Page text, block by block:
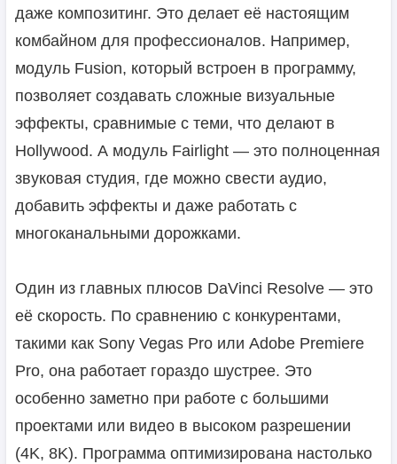
даже композитинг. Это делает её настоящим
комбайном для профессионалов. Например,
модуль Fusion, который встроен в программу,
позволяет создавать сложные визуальные
эффекты, сравнимые с теми, что делают в
Hollywood. А модуль Fairlight — это полноценная
звуковая студия, где можно свести аудио,
добавить эффекты и даже работать с
многоканальными дорожками.
Один из главных плюсов DaVinci Resolve — это
её скорость. По сравнению с конкурентами,
такими как Sony Vegas Pro или Adobe Premiere
Pro, она работает гораздо шустрее. Это
особенно заметно при работе с большими
проектами или видео в высоком разрешении
(4K, 8K). Программа оптимизирована настолько